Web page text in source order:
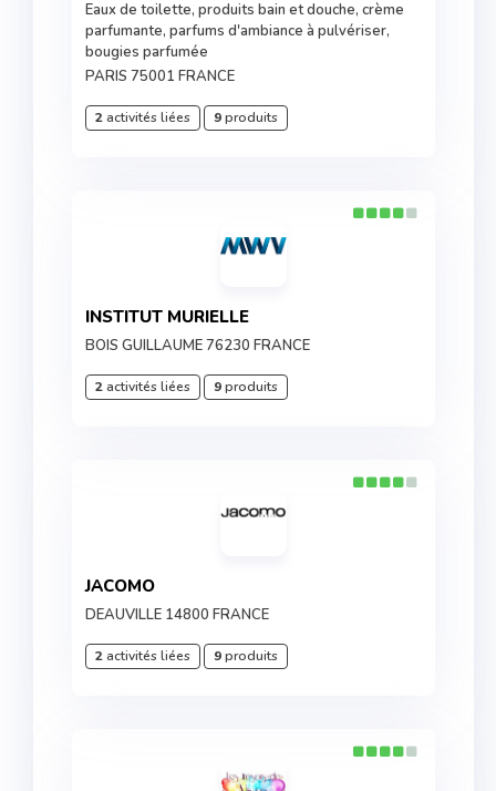
Eaux de toilette, produits bain et douche, crème
parfumante, parfums d'ambiance à pulvériser,
bougies parfumée
PARIS 75001 FRANCE
2activités liées 9produits
INSTITUT MURIELLE
BOIS GUILLAUME 76230 FRANCE
2activités liées 9produits
JACOMO
DEAUVILLE 14800 FRANCE
2activités liées 9produits